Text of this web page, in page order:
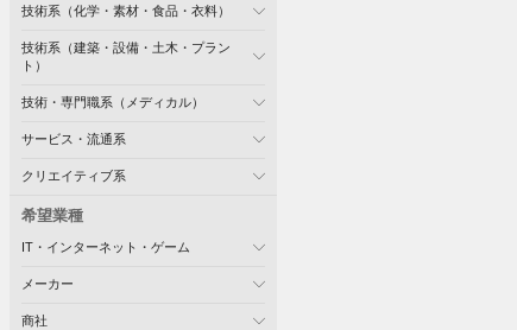
技術系（化学・素材・食品・衣料）
技術系（建築・設備・土木・プラン
ト）
技術・専門職系（メディカル）
サービス・流通系
クリエイティブ系
希望業種
IT・インターネット・ゲーム
メーカー
商社